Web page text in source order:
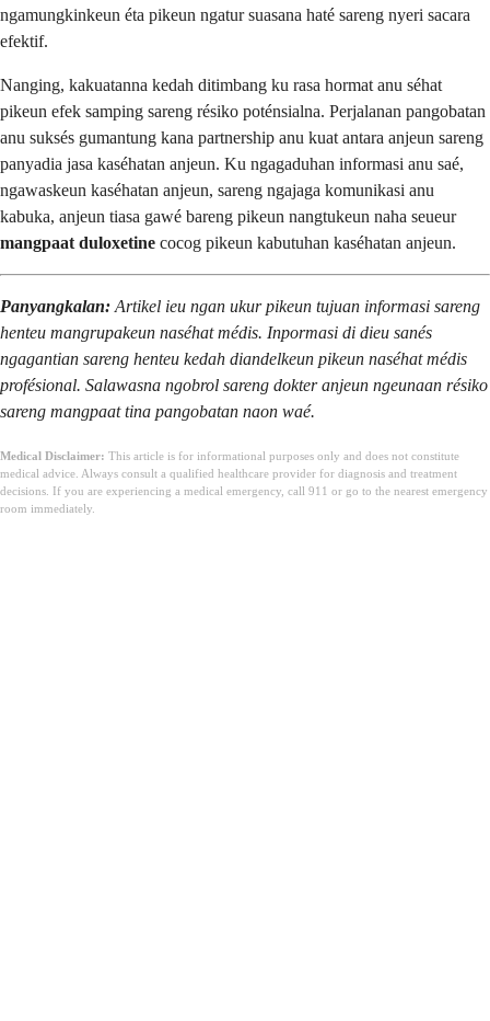
ngamungkinkeun éta pikeun ngatur suasana haté sareng nyeri sacara
efektif.
Nanging, kakuatanna kedah ditimbang ku rasa hormat anu séhat
pikeun efek samping sareng résiko poténsialna. Perjalanan pangobatan
anu suksés gumantung kana partnership anu kuat antara anjeun sareng
panyadia jasa kaséhatan anjeun. Ku ngagaduhan informasi anu saé,
ngawaskeun kaséhatan anjeun, sareng ngajaga komunikasi anu
kabuka, anjeun tiasa gawé bareng pikeun nangtukeun naha seueur
mangpaat duloxetine cocog pikeun kabutuhan kaséhatan anjeun.
Panyangkalan: Artikel ieu ngan ukur pikeun tujuan informasi sareng
henteu mangrupakeun naséhat médis. Inpormasi di dieu sanés
ngagantian sareng henteu kedah diandelkeun pikeun naséhat médis
profésional. Salawasna ngobrol sareng dokter anjeun ngeunaan résiko
sareng mangpaat tina pangobatan naon waé.
Medical Disclaimer: This article is for informational purposes only and does not constitute
medical advice. Always consult a qualified healthcare provider for diagnosis and treatment
decisions. If you are experiencing a medical emergency, call 911 or go to the nearest emergency
room immediately.